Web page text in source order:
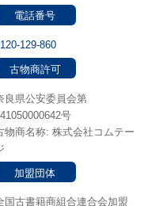
電話番号
129-860
古物商許可
良県公安委員会第
号
物商名称: 株式会社コムテー
加盟団体
国古書籍商組合連合会加盟